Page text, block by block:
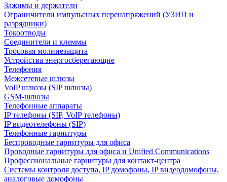
Зажимы и держатели
Ограничители импульсных перенапряжений (УЗИП и
разрядники)
Токоотводы
Соединители и клеммы
Тросовая молниезащита
Устройства энергосберегающие
Телефония
Межсетевые шлюзы
VoIP шлюзы (SIP шлюзы)
GSM-шлюзы
Телефонные аппараты
IP телефоны (SIP, VoIP телефоны)
IP видеотелефоны (SIP)
Телефонные гарнитуры
Беспроводные гарнитуры для офиса
Проводные гарнитуры для офиса и Unified Communications
Профессиональные гарнитуры для контакт-центра
Системы контроля доступа, IP домофоны, IP видеодомофоны,
аналоговые домофоны